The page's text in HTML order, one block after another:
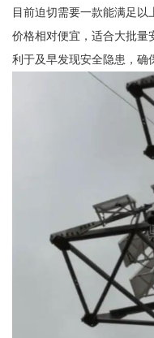
目前迫切需要一款能满足以
价格相对便宜，适合大批量
利于及早发现安全隐患，确